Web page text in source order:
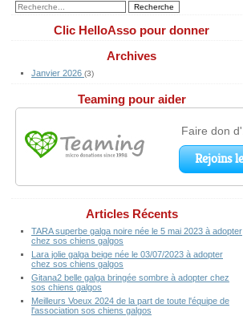
Clic HelloAsso pour donner
Archives
Janvier 2026 (3)
Teaming pour aider
Articles Récents
TARA superbe galga noire née le 5 mai 2023 à adopter
chez sos chiens galgos
Lara jolie galga beige née le 03/07/2023 à adopter
chez sos chiens galgos
Gitana2 belle galga bringée sombre à adopter chez
sos chiens galgos
Meilleurs Voeux 2024 de la part de toute l'équipe de
l'association sos chiens galgos